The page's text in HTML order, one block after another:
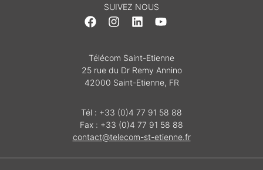
SUIVEZ NOUS
Télécom Saint-Etienne
25 rue du Dr Remy Annino
42000 Saint-Etienne, FR
Tél : +33 (0)4 77 91 58 88
Fax : +33 (0)4 77 91 58 88
contact@telecom-st-etienne.fr